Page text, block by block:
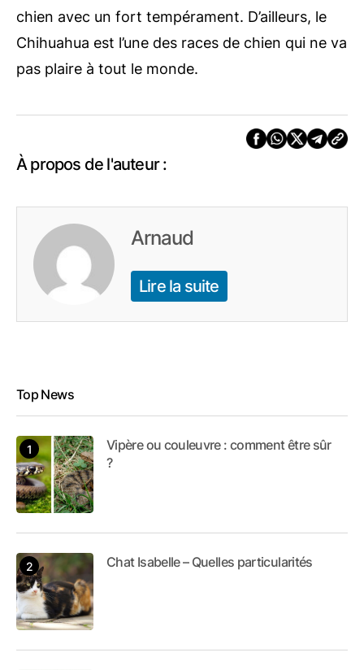
chien avec un fort tempérament. D’ailleurs, le
Chihuahua est l’une des races de chien qui ne va
pas plaire à tout le monde.
À propos de l'auteur :
Arnaud
Lire la suite
Top News
Vipère ou couleuvre : comment être sûr
?
Chat Isabelle – Quelles particularités